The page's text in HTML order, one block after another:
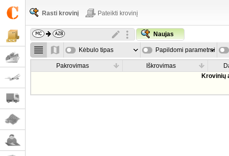
Rasti krovinį Pateikti krovinį
Naujas
Kėbulo tipas Papildomi parametrai
Pakrovimas Iškrovimas
Krovinių